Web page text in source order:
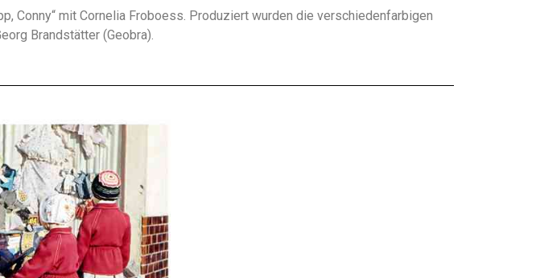
Conny“ mit Cornelia Froboess. Produziert wurden die verschiedenfarbigen
Brandstätter (Geobra).